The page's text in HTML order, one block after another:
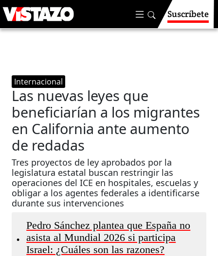
Suscríbete
Internacional
Las nuevas leyes que
beneficiarían a los migrantes
en California ante aumento
de redadas
Tres proyectos de ley aprobados por la
legislatura estatal buscan restringir las
operaciones del ICE en hospitales, escuelas y
obligar a los agentes federales a identificarse
durante sus intervenciones
•
Pedro Sánchez plantea que España no
asista al Mundial 2026 si participa
Israel: ¿Cuáles son las razones?